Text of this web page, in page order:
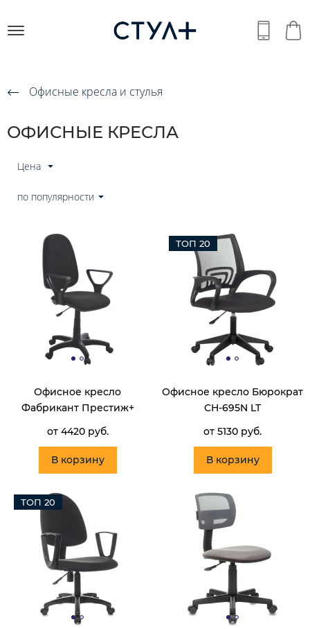
Офисные кресла и стулья
ОФИСНЫЕ КРЕСЛА
Цена
по популярности
Офисное кресло
Фабрикант Престиж+
от 4420 руб.
В корзину
ТОП 20
Офисное кресло Бюрократ
CH-695N LT
от 5130 руб.
В корзину
ТОП 20